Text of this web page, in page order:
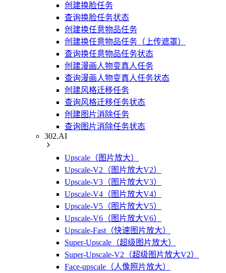
创建换脸任务
查询换脸任务状态
创建换任意物品任务
创建换任意物品任务（上传遮罩）
查询换任意物品任务状态
创建漫画人物变真人任务
查询漫画人物变真人任务状态
创建风格迁移任务
查询风格迁移任务状态
创建图片消除任务
查询图片消除任务状态
302.AI
Upscale（图片放大）
Upscale-V2（图片放大V2）
Upscale-V3（图片放大V3）
Upscale-V4（图片放大V4）
Upscale-V5（图片放大V5）
Upscale-V6（图片放大V6）
Upscale-Fast（快速图片放大）
Super-Upscale（超级图片放大）
Super-Upscale-V2（超级图片放大V2）
Face-upscale（人像照片放大）